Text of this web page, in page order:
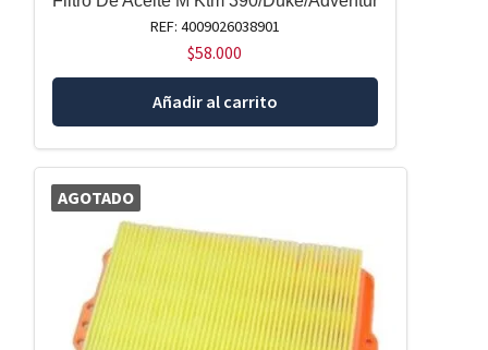
REF: 4009026038901
$58.000
Añadir al carrito
AGOTADO